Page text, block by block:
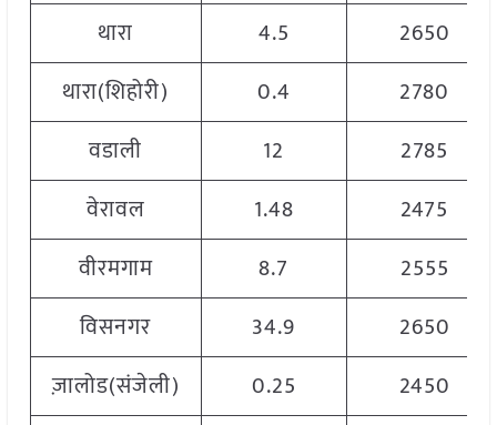
थारा
4.5
2650
थारा(शिहोरी)
0.4
2780
वडाली
12
2785
वेरावल
1.48
2475
वीरमगाम
8.7
2555
विसनगर
34.9
2650
ज़ालोड(संजेली)
0.25
2450